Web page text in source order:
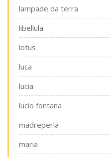
lampade da terra
libellula
lotus
luca
lucia
lucio fontana
madreperla
maria